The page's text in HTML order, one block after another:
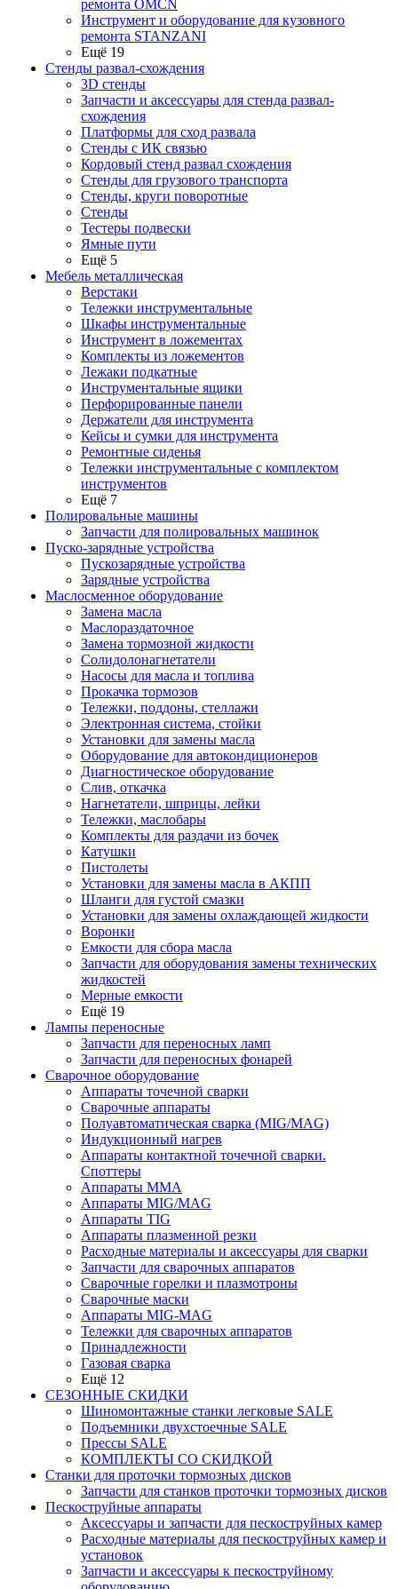
ремонта OMCN
Инструмент и оборудование для кузовного
ремонта STANZANI
Ещё 19
Стенды развал-схождения
3D стенды
Запчасти и аксессуары для стенда развал-
схождения
Платформы для сход развала
Стенды с ИК связью
Кордовый стенд развал схождения
Стенды для грузового транспорта
Стенды, круги поворотные
Стенды
Тестеры подвески
Ямные пути
Ещё 5
Мебель металлическая
Верстаки
Тележки инструментальные
Шкафы инструментальные
Инструмент в ложементах
Комплекты из ложементов
Лежаки подкатные
Инструментальные ящики
Перфорированные панели
Держатели для инструмента
Кейсы и сумки для инструмента
Ремонтные сиденья
Тележки инструментальные с комплектом
инструментов
Ещё 7
Полировальные машины
Запчасти для полировальных машинок
Пуско-зарядные устройства
Пускозарядные устройства
Зарядные устройства
Маслосменное оборудование
Замена масла
Маслораздаточное
Замена тормозной жидкости
Солидолонагнетатели
Насосы для масла и топлива
Прокачка тормозов
Тележки, поддоны, стеллажи
Электронная система, стойки
Установки для замены масла
Оборудование для автокондиционеров
Диагностическое оборудование
Слив, откачка
Нагнетатели, шприцы, лейки
Тележки, маслобары
Комплекты для раздачи из бочек
Катушки
Пистолеты
Установки для замены масла в АКПП
Шланги для густой смазки
Установки для замены охлаждающей жидкости
Воронки
Емкости для сбора масла
Запчасти для оборудования замены технических
жидкостей
Мерные емкости
Ещё 19
Лампы переносные
Запчасти для переносных ламп
Запчасти для переносных фонарей
Сварочное оборудование
Аппараты точечной сварки
Сварочные аппараты
Полуавтоматическая сварка (MIG/MAG)
Индукционный нагрев
Аппараты контактной точечной сварки.
Споттеры
Аппараты MMA
Аппараты MIG/MAG
Аппараты TIG
Аппараты плазменной резки
Расходные материалы и аксессуары для сварки
Запчасти для сварочных аппаратов
Сварочные горелки и плазмотроны
Сварочные маски
Аппараты MIG-MAG
Тележки для сварочных аппаратов
Принадлежности
Газовая сварка
Ещё 12
СЕЗОННЫЕ СКИДКИ
Шиномонтажные станки легковые SALE
Подъемники двухстоечные SALE
Прессы SALE
КОМПЛЕКТЫ СО СКИДКОЙ
Станки для проточки тормозных дисков
Запчасти для станков проточки тормозных дисков
Пескоструйные аппараты
Аксессуары и запчасти для пескоструйных камер
Расходные материалы для пескоструйных камер и
установок
Запчасти и аксессуары к пескоструйному